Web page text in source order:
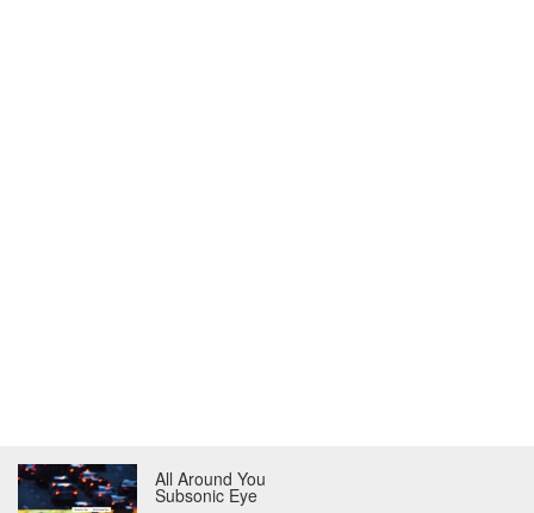
All Around You
Subsonic Eye